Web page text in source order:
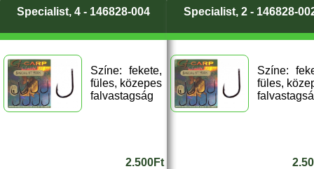
Specialist, 4 - 146828-004
Színe: fekete,
füles, közepes
falvastagság
2.500Ft
Specialist, 2 - 146828-
Színe:
füles,